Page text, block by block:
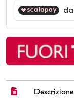
Descrizione